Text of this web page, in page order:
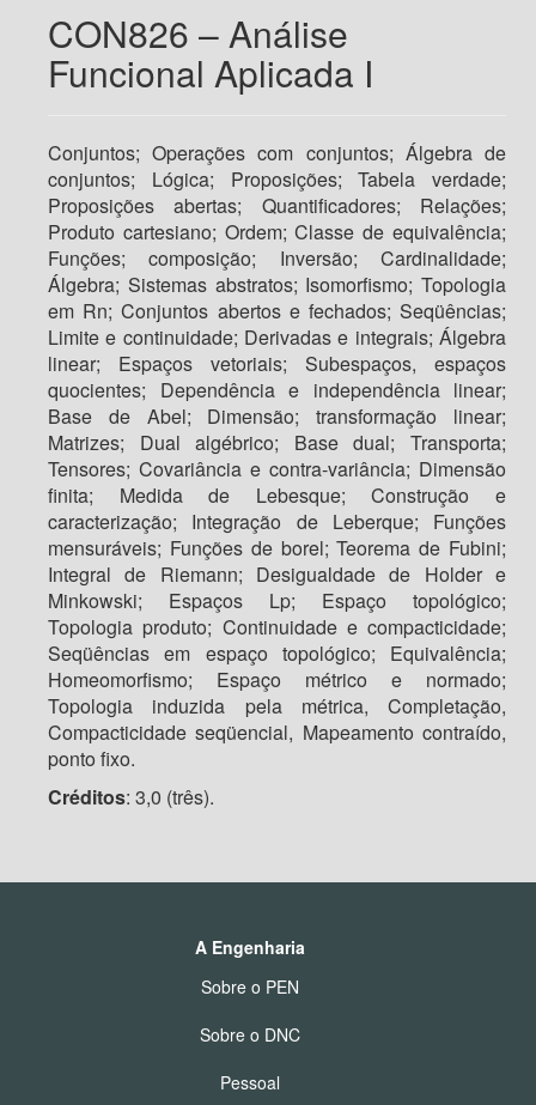
CON826 – Análise
Funcional Aplicada I
Conjuntos; Operações com conjuntos; Álgebra de
conjuntos; Lógica; Proposições; Tabela verdade;
Proposições abertas; Quantificadores; Relações;
Produto cartesiano; Ordem; Classe de equivalência;
Funções; composição; Inversão; Cardinalidade;
Álgebra; Sistemas abstratos; Isomorfismo; Topologia
em Rn; Conjuntos abertos e fechados; Seqüências;
Limite e continuidade; Derivadas e integrais; Álgebra
linear; Espaços vetoriais; Subespaços, espaços
quocientes; Dependência e independência linear;
Base de Abel; Dimensão; transformação linear;
Matrizes; Dual algébrico; Base dual; Transporta;
Tensores; Covariância e contra-variância; Dimensão
finita; Medida de Lebesque; Construção e
caracterização; Integração de Leberque; Funções
mensuráveis; Funções de borel; Teorema de Fubini;
Integral de Riemann; Desigualdade de Holder e
Minkowski; Espaços Lp; Espaço topológico;
Topologia produto; Continuidade e compacticidade;
Seqüências em espaço topológico; Equivalência;
Homeomorfismo; Espaço métrico e normado;
Topologia induzida pela métrica, Completação,
Compacticidade seqüencial, Mapeamento contraído,
ponto fixo.
Créditos: 3,0 (três).
A Engenharia
Sobre o PEN
Sobre o DNC
Pessoal